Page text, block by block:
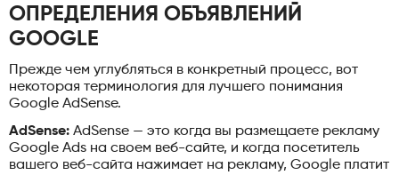
ОПРЕДЕЛЕНИЯ ОБЪЯВЛЕНИЙ
GOOGLE
Прежде чем углубляться в конкретный процесс, вот
некоторая терминология для лучшего понимания
Google AdSense.
AdSense: AdSense — это когда вы размещаете рекламу
Google Ads на своем веб-сайте, и когда посетитель
вашего веб-сайта нажимает на рекламу, Google платит